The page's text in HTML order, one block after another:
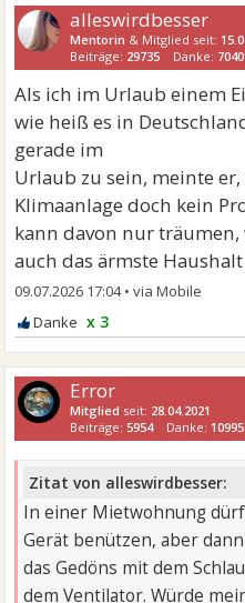
alleswirdbesser
Mentorin & Mitglied seit:
Beiträge: 29735 Danke:
Als ich im Urlaub einem
wie heiß es in
gerade im
Urlaub zu sein, meinte
Klimaanlage doch kein
kann davon nur
auch das ärmste
09.07.2026 17:04•
x 3
Error
Mitglied seit: 28.04.2021
Beiträge:5954 Danke: 10995
Zitat von alleswirdbesser:
In einer Mietwohnung
Gerät benützen, aber
das Gedöns mit dem
dem Ventilator. Würde